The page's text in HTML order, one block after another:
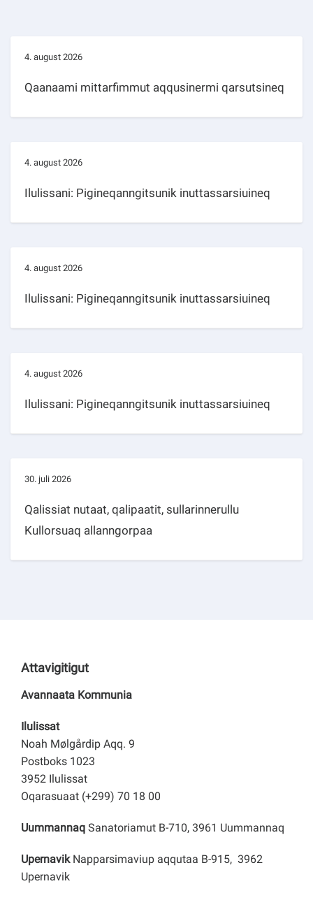
4. august 2026
Qaanaami mittarfimmut aqqusinermi qarsutsineq
4. august 2026
Ilulissani: Pigineqanngitsunik inuttassarsiuineq
4. august 2026
Ilulissani: Pigineqanngitsunik inuttassarsiuineq
4. august 2026
Ilulissani: Pigineqanngitsunik inuttassarsiuineq
30. juli 2026
Qalissiat nutaat, qalipaatit, sullarinnerullu
Kullorsuaq allanngorpaa
Attavigitigut
Avannaata Kommunia
Ilulissat
Noah Mølgårdip Aqq. 9
Postboks 1023
3952 Ilulissat
Oqarasuaat (+299) 70 18 00
Uummannaq Sanatoriamut B-710, 3961 Uummannaq
Upernavik Napparsimaviup aqqutaa B-915, 3962
Upernavik